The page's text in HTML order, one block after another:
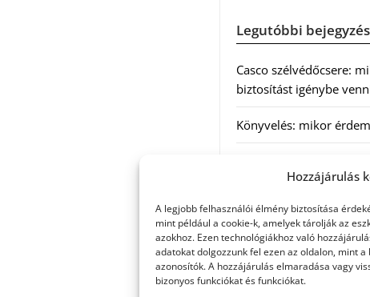
Hozzájárulás
A legjobb felhasználói élmény biztosítása
mint például a cookie-k, amelyek tárolják az
azokhoz. Ezen technológiákhoz való
adatokat dolgozzunk fel ezen az oldalon, mint
azonosítók. A hozzájárulás elmaradása vagy
bizonyos funkciókat és funkciókat.
Legutóbbi
Casco szélvédőcsere:
biztosítást igénybe
Könyvelés: mikor
szakszerű jogi háttér a
Munkajogi ügyvéd:
a jogi segítséggel